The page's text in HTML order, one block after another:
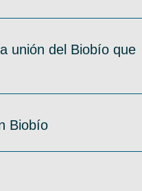
unión del Biobío que
Biobío